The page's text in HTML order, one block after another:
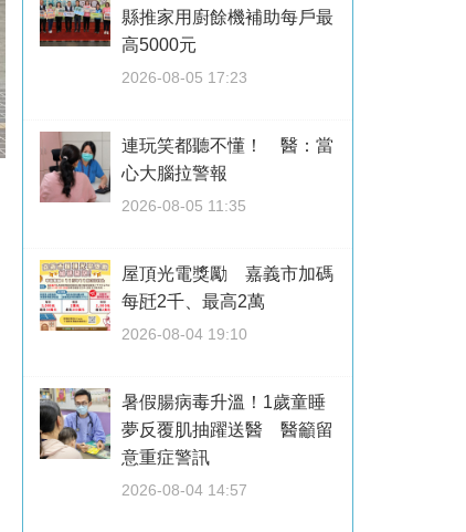
縣推家用廚餘機補助每戶最
高5000元
2026-08-05 17:23
連玩笑都聽不懂！ 醫：當
心大腦拉警報
2026-08-05 11:35
屋頂光電獎勵 嘉義市加碼
每瓩2千、最高2萬
2026-08-04 19:10
暑假腸病毒升溫！1歲童睡
夢反覆肌抽躍送醫 醫籲留
意重症警訊
2026-08-04 14:57